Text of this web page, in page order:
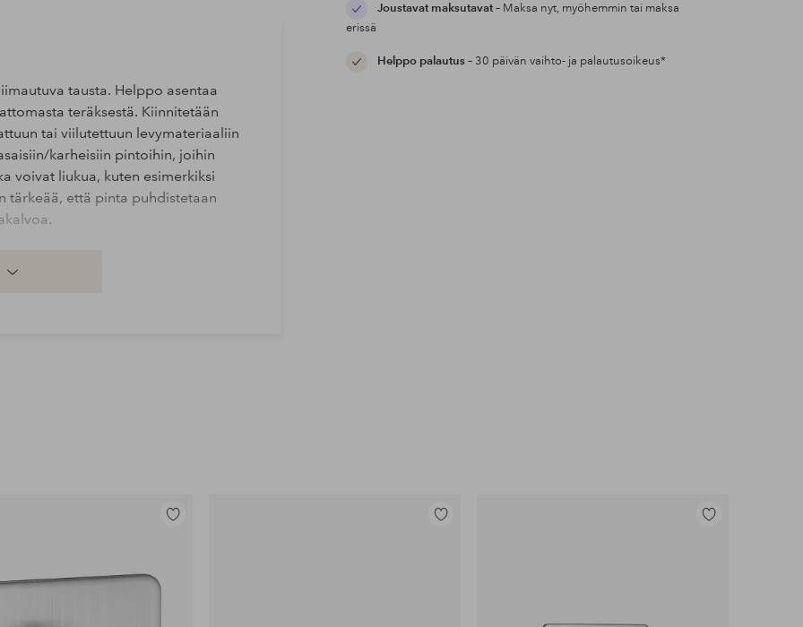
Joustavat maksutavat– Maksa nyt, myöhemmin tai maksa
erissä
Helppo palautus– 30 päivän vaihto- ja palautusoikeus*
tausta. Helppo asentaa
teräksestä. Kiinnitetään
tai viilutettuun levymateriaaliin
karheisiin pintoihin, joihin
voivat liukua, kuten esimerkiksi
tärkeää, että pinta puhdistetaan
Lisää
Lisää
Lisää